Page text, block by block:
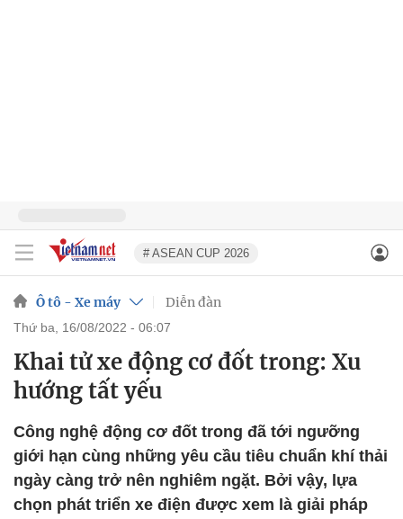
# ASEAN CUP 2026
Ô tô - Xe máy Diễn đàn
thứ ba, 16/08/2022 - 06:07
Khai tử xe động cơ đốt trong: Xu
hướng tất yếu
Công nghệ động cơ đốt trong đã tới ngưỡng
giới hạn cùng những yêu cầu tiêu chuẩn khí thải
ngày càng trở nên nghiêm ngặt. Bởi vậy, lựa
chọn phát triển xe điện được xem là giải pháp